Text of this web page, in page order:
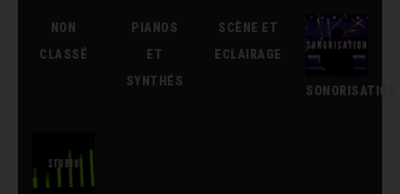
NON
CLASSÉ
PIANOS
ET
SYNTHÉS
SCÈNE ET
ECLAIRAGE
SONORISATION